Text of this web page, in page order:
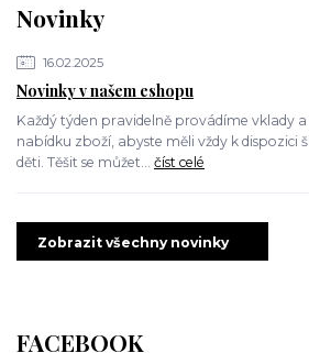
Novinky
16.02.2025
Novinky v našem eshopu
Každý týden pravidelně provádíme vklady
nabídku zboží, abyste měli vždy k dispozici
děti. Těšit se můžet... číst celé
Zobrazit všechny novinky
FACEBOOK